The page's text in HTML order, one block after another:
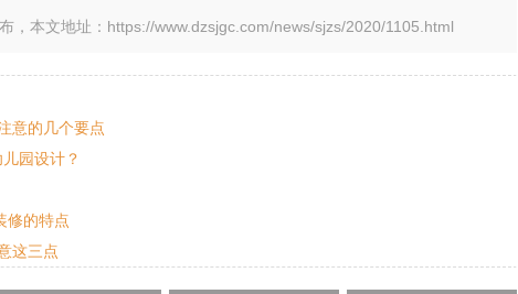
，本文地址：https://www.dzsjgc.com/news/sjzs/2020/1105.html
意的几个要点
园设计？
修的特点
这三点